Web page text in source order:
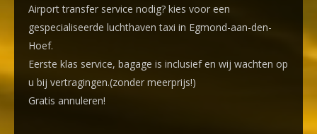
Airport transfer service nodig? kies voor een
gespecialiseerde luchthaven taxi in Egmond-aan-den-
Hoef.
Eerste klas service, bagage is inclusief en wij wachten op
u bij vertragingen.(zonder meerprijs!)
Gratis annuleren!